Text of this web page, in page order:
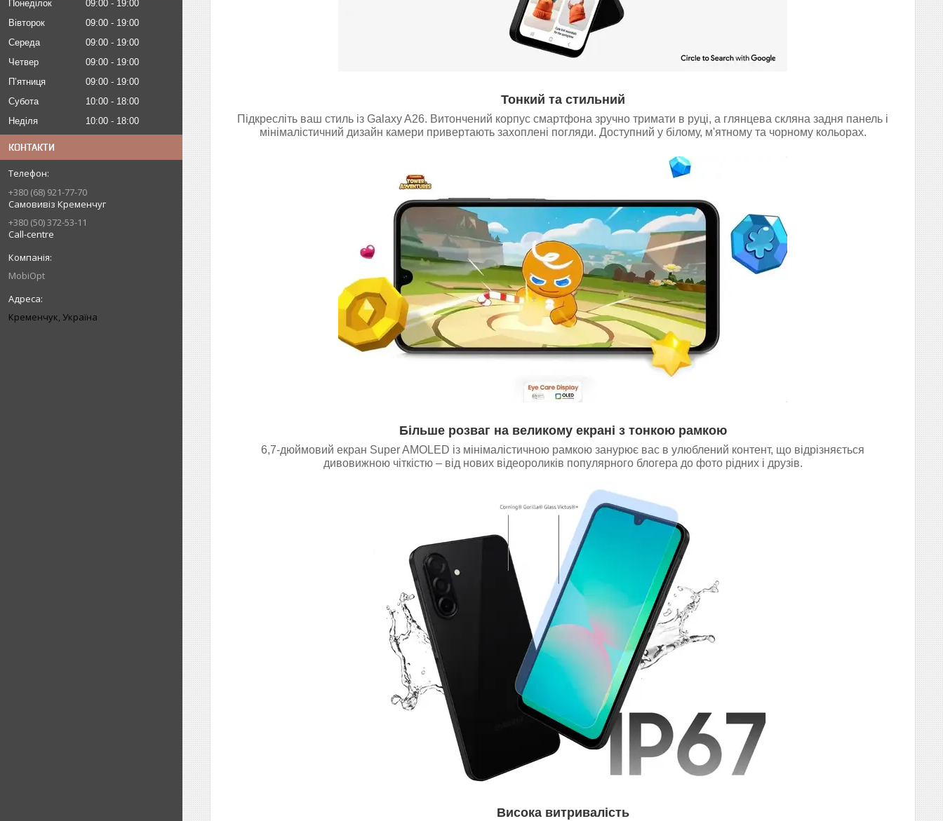
Понеділок 09:00
19:00
Вівторок
09:00
19:00
Середа
09:00
19:00
Четвер
09:00
19:00
Пʼятниця
09:00
19:00
Субота
10:00
18:00
Неділя
10:00 18:00
КОНТАКТИ
+380 (68) 921-77-70
Самовивіз Кременчуг
+380 (50) 372-53-11
Call-centre
MobiOpt
Кременчук, Україна
Тонкий та стильний
Підкресліть ваш стиль із Galaxy A26. Витончений корпус смартфона зручно тримати в руці, а глянцева скляна задня панель і
мінімалістичний дизайн камери привертають захоплені погляди. Доступний у білому, м'ятному та чорному кольорах.
Більше розваг на великому екрані з тонкою рамкою
6,7-дюймовий екран Super AMOLED із мінімалістичною рамкою занурює вас в улюблений контент, що відрізняється
дивовижною чіткістю – від нових відеороликів популярного блогера до фото рідних і друзів.
Висока витривалість